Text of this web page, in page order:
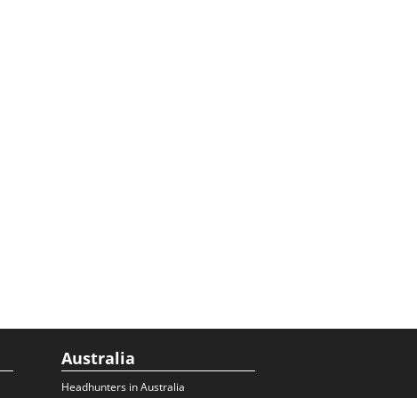
Australia
Headhunters in Australia